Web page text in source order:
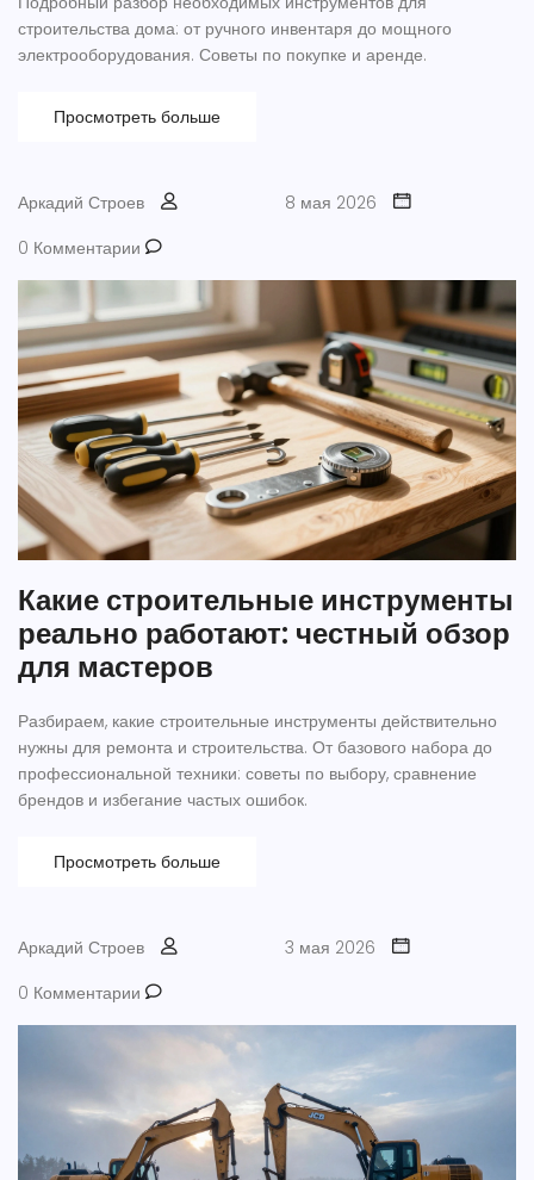
строительства дома: от ручного инвентаря до мощного
электрооборудования. Советы по покупке и аренде.
Просмотреть больше
Аркадий Строев
8 мая 2026
0 Комментарии
Какие строительные инструменты
реально работают: честный обзор
для мастеров
Разбираем, какие строительные инструменты действительно
нужны для ремонта и строительства. От базового набора до
профессиональной техники: советы по выбору, сравнение
брендов и избегание частых ошибок.
Просмотреть больше
Аркадий Строев
3 мая 2026
0 Комментарии